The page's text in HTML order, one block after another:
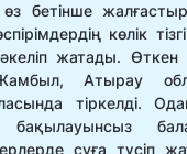
бетінше
көлік
әкеліп жатады.
Атырау
тіркелді.
бақылауынсыз
суға түсіп